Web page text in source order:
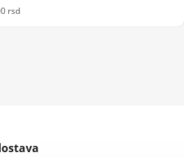
rsd